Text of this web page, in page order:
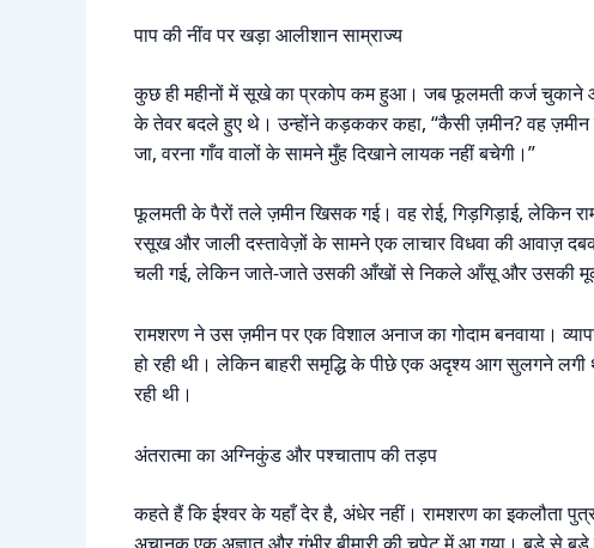
पाप की नींव पर खड़ा आलीशान साम्राज्य
कुछ ही महीनों में सूखे का प्रकोप कम हुआ। जब फूलमती कर्ज चुकाने
के तेवर बदले हुए थे। उन्होंने कड़ककर कहा, “कैसी ज़मीन? वह
जा, वरना गाँव वालों के सामने मुँह दिखाने लायक नहीं बचेगी।”
फूलमती के पैरों तले ज़मीन खिसक गई। वह रोई, गिड़गिड़ाई, लेकिन
रसूख और जाली दस्तावेज़ों के सामने एक लाचार विधवा की आवाज़
चली गई, लेकिन जाते-जाते उसकी आँखों से निकले आँसू और उसकी
रामशरण ने उस ज़मीन पर एक विशाल अनाज का गोदाम बनवाया।
हो रही थी। लेकिन बाहरी समृद्धि के पीछे एक अदृश्य आग सुलगने
रही थी।
अंतरात्मा का अग्निकुंड और पश्चाताप की तड़प
कहते हैं कि ईश्वर के यहाँ देर है, अंधेर नहीं। रामशरण का इकलौता